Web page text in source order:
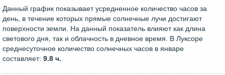
Данный график показывает усредненное количество часов за
день, в течение которых прямые солнечные лучи достигают
поверхности земли. На данный показатель влияют как длина
светового дня, так и облачность в дневное время. В Луксоре
среднесуточное количество солнечных часов в январе
составляет: 9.8 ч.